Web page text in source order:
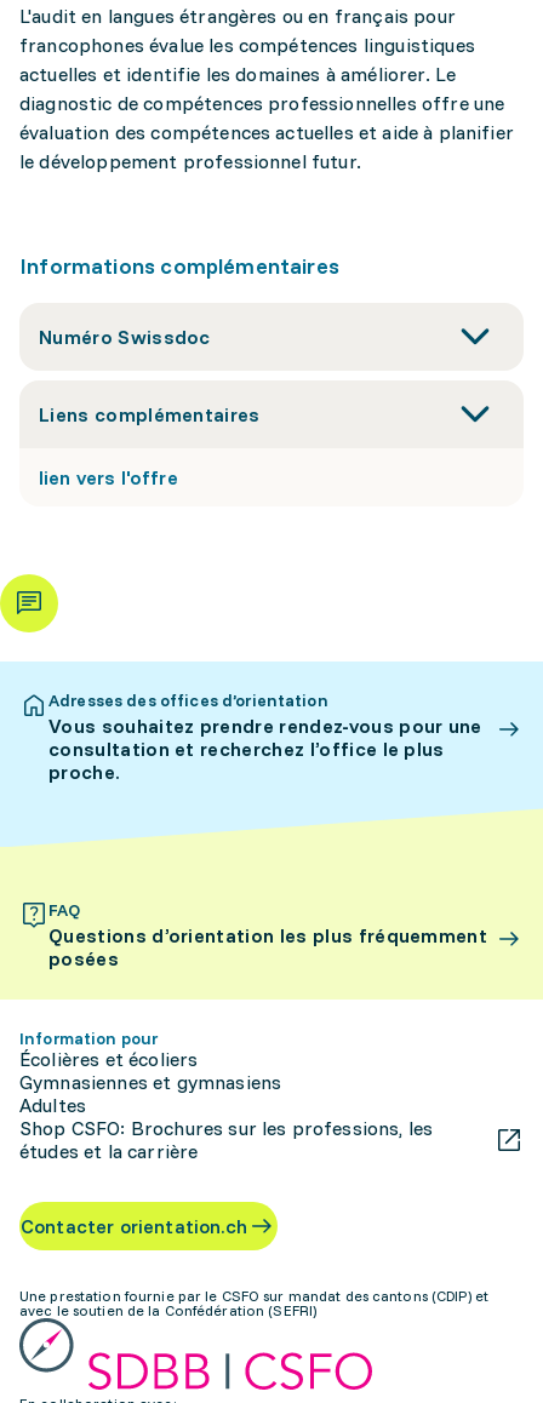
L'audit en langues étrangères ou en français pour
francophones évalue les compétences linguistiques
actuelles et identifie les domaines à améliorer. Le
diagnostic de compétences professionnelles offre une
évaluation des compétences actuelles et aide à planifier
le développement professionnel futur.
Informations complémentaires
Numéro Swissdoc
Liens complémentaires
lien vers l'offre
Adresses des offices d’orientation
Vous souhaitez prendre rendez-vous pour une
consultation et recherchez l’office le plus
proche.
FAQ
Questions d’orientation les plus fréquemment
posées
Information pour
Écolières et écoliers
Gymnasiennes et gymnasiens
Adultes
Shop CSFO: Brochures sur les professions, les
études et la carrière
Contacter orientation.ch
Une prestation fournie par le CSFO sur mandat des cantons (CDIP) et
avec le soutien de la Confédération (SEFRI)